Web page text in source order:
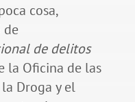
cosa,
de
de delitos
la Oficina de las
Droga y el